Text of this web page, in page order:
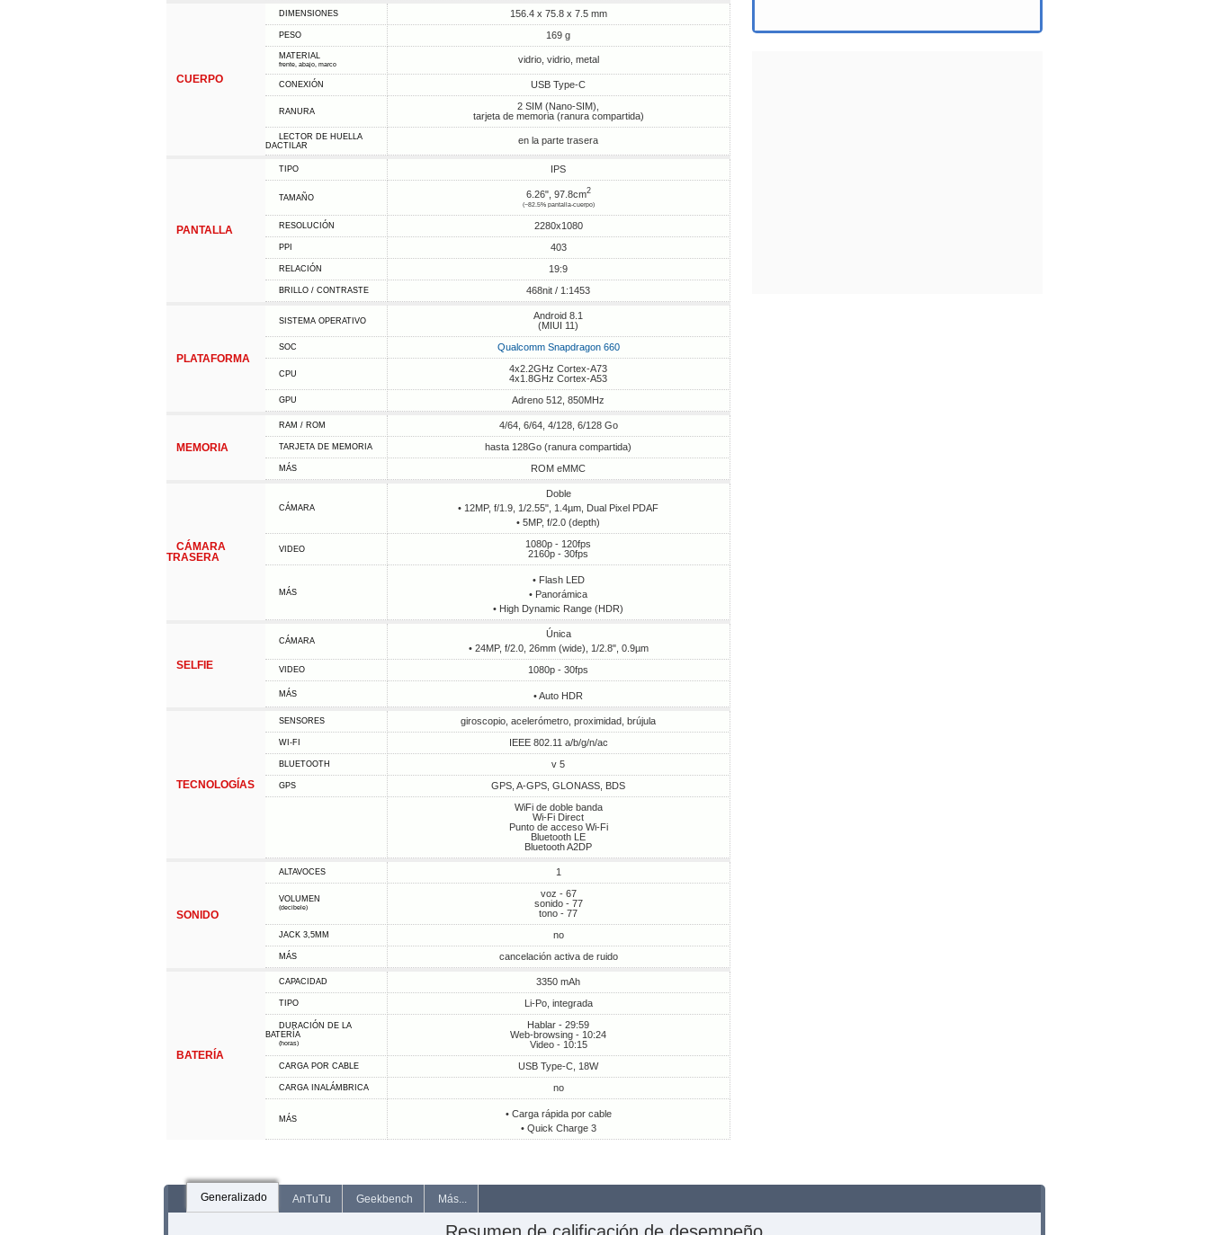
CUERPO
DIMENSIONES 156.4 x 75.8 x 7.5 mm
PESO 169 g
MATERIAL
frente, abajo, marco vidrio, vidrio, metal
CONEXIÓN USB Type-C
RANURA
2 SIM (Nano-SIM),
tarjeta de memoria (ranura compartida)
LECTOR DE HUELLA
DACTILAR
en la parte trasera
PANTALLA
TIPO IPS
TAMAÑO 6.26", 97.8cm2
(~82.5% pantalla-cuerpo)
RESOLUCIÓN 2280x1080
PPI 403
RELACIÓN 19:9
BRILLO / CONTRASTE 468nit / 1:1453
PLATAFORMA
SISTEMA OPERATIVO
Android 8.1
(MIUI 11)
SOC Qualcomm Snapdragon 660
CPU
4x2.2GHz Cortex-A73
4x1.8GHz Cortex-A53
GPU Adreno 512, 850MHz
MEMORIA
RAM / ROM 4/64, 6/64, 4/128, 6/128 Go
TARJETA DE MEMORIA hasta 128Go (ranura compartida)
MÁS ROM eMMC
CÁMARA
TRASERA
CÁMARA
Doble
• 12MP, f/1.9, 1/2.55", 1.4µm, Dual Pixel PDAF
• 5MP, f/2.0 (depth)
VIDEO
1080p - 120fps
2160p - 30fps
MÁS
• Flash LED
• Panorámica
• High Dynamic Range (HDR)
SELFIE
CÁMARA
Única
• 24MP, f/2.0, 26mm (wide), 1/2.8", 0.9µm
VIDEO 1080p - 30fps
MÁS • Auto HDR
TECNOLOGÍAS
SENSORES giroscopio, acelerómetro, proximidad, brújula
WI-FI IEEE 802.11 a/b/g/n/ac
BLUETOOTH v 5
GPS
GPS, A-GPS, GLONASS, BDS
WiFi de doble banda
Wi-Fi Direct
Punto de acceso Wi-Fi
Bluetooth LE
Bluetooth A2DP
SONIDO
ALTAVOCES 1
VOLUMEN
(decibele)
voz - 67
sonido - 77
tono - 77
JACK 3,5MM no
MÁS cancelación activa de ruido
BATERÍA
CAPACIDAD 3350 mAh
TIPO Li-Po, integrada
DURACIÓN DE LA
BATERÍA
(horas)
Hablar - 29:59
Web-browsing - 10:24
Video - 10:15
CARGA POR CABLE USB Type-C, 18W
CARGA INALÁMBRICA no
MÁS
• Carga rápida por cable
• Quick Charge 3
Generalizado AnTuTu Geekbench Más...